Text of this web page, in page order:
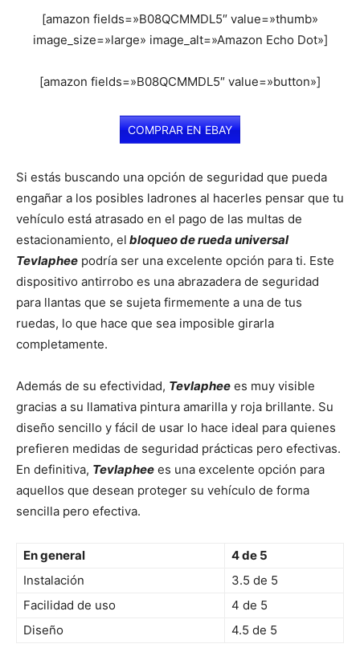
[amazon fields=»B08QCMMDL5″ value=»thumb»
image_size=»large» image_alt=»Amazon Echo Dot»]
[amazon fields=»B08QCMMDL5″ value=»button»]
COMPRAR EN EBAY
Si estás buscando una opción de seguridad que pueda
engañar a los posibles ladrones al hacerles pensar que tu
vehículo está atrasado en el pago de las multas de
estacionamiento, el bloqueo de rueda universal
Tevlaphee podría ser una excelente opción para ti. Este
dispositivo antirrobo es una abrazadera de seguridad
para llantas que se sujeta firmemente a una de tus
ruedas, lo que hace que sea imposible girarla
completamente.
Además de su efectividad, Tevlaphee es muy visible
gracias a su llamativa pintura amarilla y roja brillante. Su
diseño sencillo y fácil de usar lo hace ideal para quienes
prefieren medidas de seguridad prácticas pero efectivas.
En definitiva, Tevlaphee es una excelente opción para
aquellos que desean proteger su vehículo de forma
sencilla pero efectiva.
En general
4 de 5
Instalación
3.5 de 5
Facilidad de uso
4 de 5
Diseño
4.5 de 5